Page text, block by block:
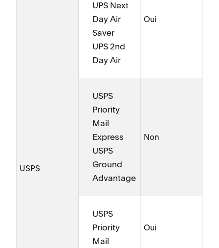
UPS Next
Day Air
Saver
UPS 2nd
Day Air
Oui
USPS
USPS
Priority
Mail
Express
USPS
Ground
Advantage
Non
USPS
Priority
Mail
Oui